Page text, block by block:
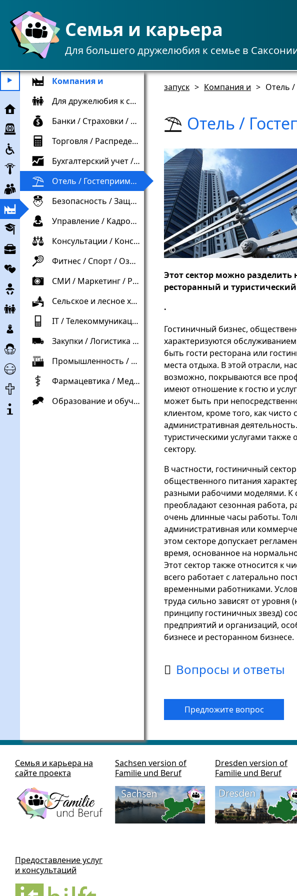
Семья и карьера
Для большего дружелюбия к семье в
⯈
запуск
экстренная
помощь
инклюзия
работодатель
служащий
Компания
и
Компания и
Для дружелюбия к семье
Банки / Страховки / Финансы / Финансы
Торговля / Распределение
Бухгалтерский учет / Налоги / Контроль
Отель / Гостеприимство / Туризм / Туризм
Безопасность / Защита
Управление / Кадровые ресурсы
Консультации / Консультации / Юриспруденция / Право
Фитнес / Спорт / Оздоровление
СМИ / Маркетинг / Реклама / Реклама
Сельское и лесное хозяйство / Сельское и лесное хозяйство / Садоводство / Окружающая среда
IT / Телекоммуникации
Закупки / Логистика / Управление материальными ресурсами
Промышленность / Строительство / Торговля / Торговля
Фармацевтика / Медицина / Уход / Здравоохранение
Образование и обучение / Образование / Социальные вопросы
воспитательная
работа
рынок
труда
партнёрства
беременность
Дети
семья
Дети
несовершеннолетние
Уход
помощь
Корона
Справка
конец
срока
службы
проекте
запуск > Компания и > Отель /
Отель /
©
Этот сектор можно
ресторанный и
.
Гостиничный бизнес,
характеризуются
быть гости ресторана или
места отдыха. В этой отрасли,
возможно, покрываются все
имеют отношение к гостю и
может быть при
клиентом, кроме того, как чисто
административная
туристическими услугами также
сектору.
В частности, гостиничный
общественного питания
разными рабочими моделями. К
преобладают сезонная работа,
очень длинные часы работы.
административная или
этом секторе допускает
время, основанное на
Этот сектор также относится к
всего работает с латерально
временными работниками.
труда сильно зависят от уровня
принципу гостиничных звезд)
предприятий и организаций,
бизнесе и ресторанном бизнесе.
 Вопросы и ответы
Предложите вопрос
Семья и карьера на
сайте проекта
Sachsen version of
Familie und Beruf
Dresden version of
Familie und Beruf
Предоставление услуг
и консультаций